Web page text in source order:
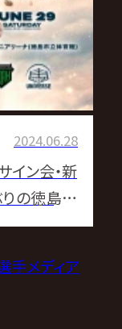
2024.06.28
イン会・新
りの徳島大
手メディア